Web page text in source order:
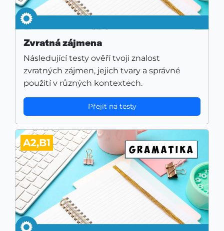
Zvratná zájmena
Následující testy ověří tvoji znalost
zvratných zájmen, jejich tvary a správné
použití v různých kontextech.
Přejít na testy
A2,B1